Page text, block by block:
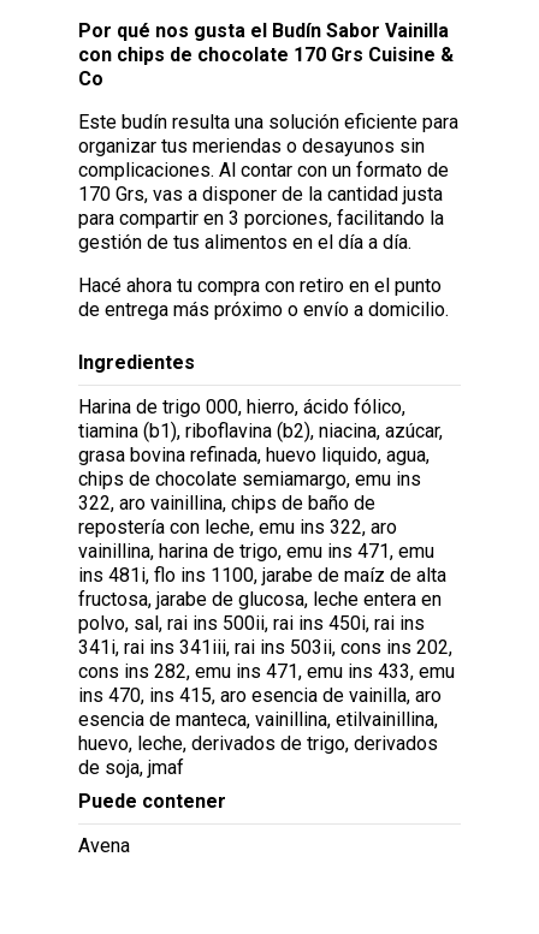
Por qué nos gusta el Budín Sabor Vainilla
con chips de chocolate 170 Grs Cuisine &
Co
Este budín resulta una solución eficiente para
organizar tus meriendas o desayunos sin
complicaciones. Al contar con un formato de
170 Grs, vas a disponer de la cantidad justa
para compartir en 3 porciones, facilitando la
gestión de tus alimentos en el día a día.
Hacé ahora tu compra con retiro en el punto
de entrega más próximo o envío a domicilio.
Ingredientes
Harina de trigo 000, hierro, ácido fólico,
tiamina (b1), riboflavina (b2), niacina, azúcar,
grasa bovina refinada, huevo liquido, agua,
chips de chocolate semiamargo, emu ins
322, aro vainillina, chips de baño de
repostería con leche, emu ins 322, aro
vainillina, harina de trigo, emu ins 471, emu
ins 481i, flo ins 1100, jarabe de maíz de alta
fructosa, jarabe de glucosa, leche entera en
polvo, sal, rai ins 500ii, rai ins 450i, rai ins
341i, rai ins 341iii, rai ins 503ii, cons ins 202,
cons ins 282, emu ins 471, emu ins 433, emu
ins 470, ins 415, aro esencia de vainilla, aro
esencia de manteca, vainillina, etilvainillina,
huevo, leche, derivados de trigo, derivados
de soja, jmaf
Puede contener
Avena